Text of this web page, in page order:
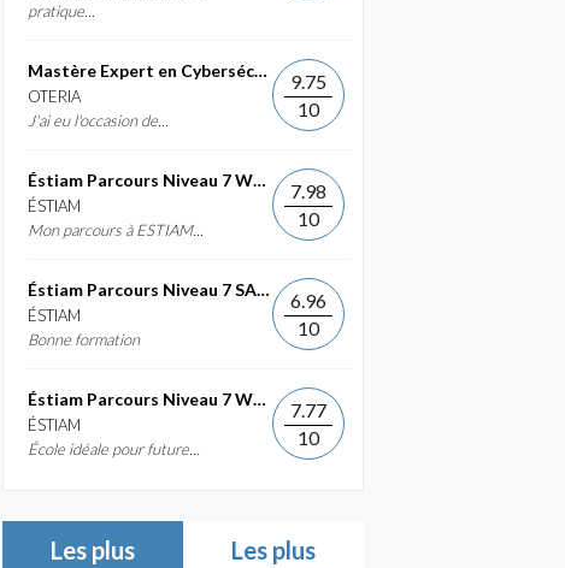
pratique...
Mastère Expert en Cybersécurité
OTERIA
J'ai eu l'occasion de...
9.75
10
Éstiam Parcours Niveau 7 Web &...
ÉSTIAM
Mon parcours à ESTIAM...
7.98
10
Éstiam Parcours Niveau 7 SAP ERP...
ÉSTIAM
Bonne formation
6.96
10
Éstiam Parcours Niveau 7 Web &...
ÉSTIAM
École idéale pour future...
7.77
10
Les plus
Les plus